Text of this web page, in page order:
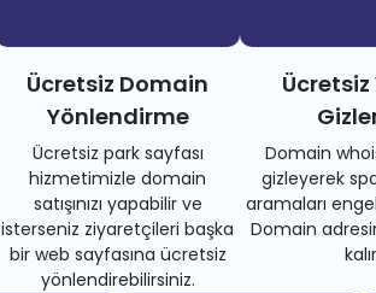
Ücretsiz Domain
Yönlendirme
Ücretsiz park sayfası
hizmetimizle domain
satışınızı yapabilir ve
isterseniz ziyaretçileri başka
bir web sayfasına ücretsiz
yönlendirebilirsiniz.
Domain
gizleyerek
aramaları
Domain